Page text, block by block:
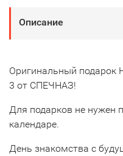
Описание
Оригинальный подарок
3 от СПЕЧНАЗ!
Для подарков не нужен
календаре.
День знакомства с